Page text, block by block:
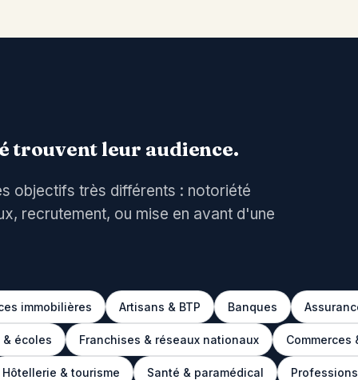
trouvent leur audience.
objectifs très différents : notoriété
recrutement, ou mise en avant d'une
immobilières Artisans & BTP Banques
écoles Franchises & réseaux nationaux Commerces
Hôtellerie & tourisme Santé & paramédical